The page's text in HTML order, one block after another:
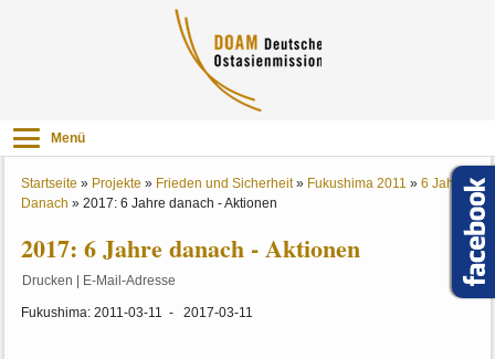
Menü
Startseite » Projekte » Frieden und Sicherheit» Fukushima 2011 »6 Jahre
Danach »2017: 6 Jahre danach - Aktionen
2017: 6 Jahre danach - Aktionen
Drucken E-Mail-Adresse
Fukushima: 2011-03-11 - 2017-03-11